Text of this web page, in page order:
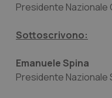
Presidente Nazionale
Sottoscrivono:
Emanuele Spina
Presidente Nazionale